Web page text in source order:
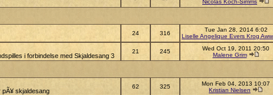
Nicolas Koch-Simms
24 316
Tue Jan 28, 2014 6:02
Liselle Angelique Evers Krog
i forbindelse med Skjaldesang 3
21 245
Wed Oct 19, 2011 20:50
Malene Grim
pÃ¥ skjaldesang
62 325
Mon Feb 04, 2013 10:07
Kristian Nielsen